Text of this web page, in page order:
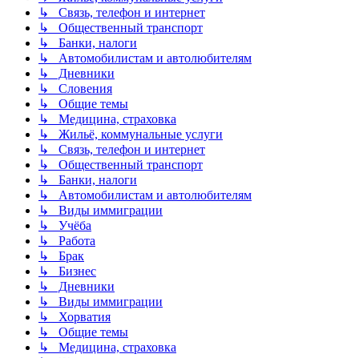
↳ Связь, телефон и интернет
↳ Общественный транспорт
↳ Банки, налоги
↳ Автомобилистам и автолюбителям
↳ Дневники
↳ Словения
↳ Общие темы
↳ Медицина, страховка
↳ Жильё, коммунальные услуги
↳ Связь, телефон и интернет
↳ Общественный транспорт
↳ Банки, налоги
↳ Автомобилистам и автолюбителям
↳ Виды иммиграции
↳ Учёба
↳ Работа
↳ Брак
↳ Бизнес
↳ Дневники
↳ Виды иммиграции
↳ Хорватия
↳ Общие темы
↳ Медицина, страховка